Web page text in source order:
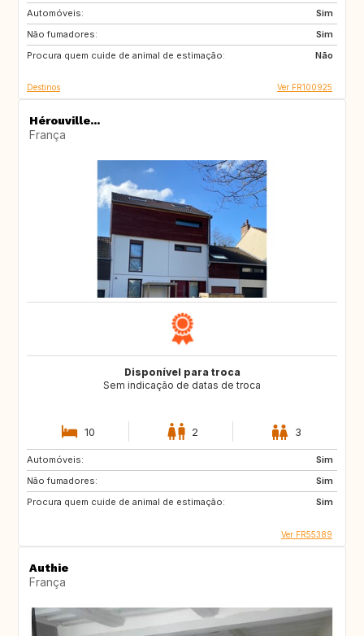
Automóveis:
Sim
Não fumadores:
Sim
Procura quem cuide de animal de estimação:
Não
GB
CA
US
Destinos Ver FR100925
Hérouville...
França
Disponível para troca
Sem indicação de datas de troca
10 2 3
Automóveis:
Sim
Não fumadores:
Sim
Procura quem cuide de animal de estimação:
Sim
Ver FR55389
Authie
França